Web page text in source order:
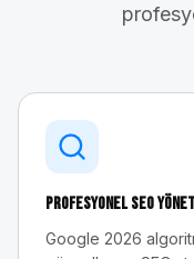
Profesyonel SEO
Google 2026